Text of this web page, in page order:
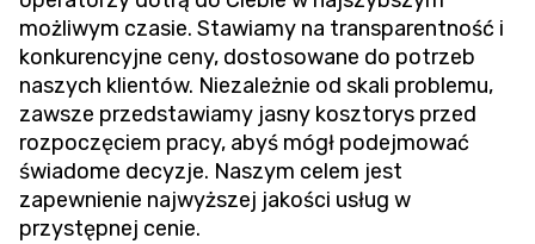
możliwym czasie. Stawiamy na transparentność i
konkurencyjne ceny, dostosowane do potrzeb
naszych klientów. Niezależnie od skali problemu,
zawsze przedstawiamy jasny kosztorys przed
rozpoczęciem pracy, abyś mógł podejmować
świadome decyzje. Naszym celem jest
zapewnienie najwyższej jakości usług w
przystępnej cenie.